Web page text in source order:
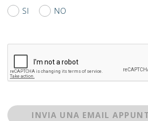
SI NO
INVIA UNA EMAIL